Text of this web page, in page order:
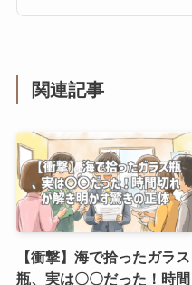
関連記事
【衝撃】海で拾ったガラス
瓶、実は〇〇だった！時間